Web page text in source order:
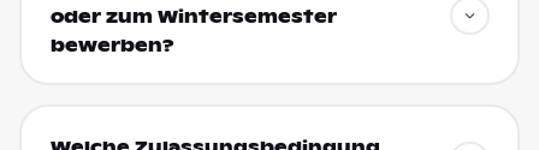
oder zum Wintersemester
bewerben?